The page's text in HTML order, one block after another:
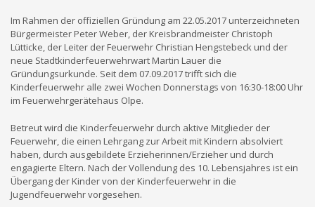
Im Rahmen der offiziellen Gründung am 22.05.2017 unterzeichneten
Bürgermeister Peter Weber, der Kreisbrandmeister Christoph
Lütticke, der Leiter der Feuerwehr Christian Hengstebeck und der
neue Stadtkinderfeuerwehrwart Martin Lauer die
Gründungsurkunde. Seit dem 07.09.2017 trifft sich die
Kinderfeuerwehr alle zwei Wochen Donnerstags von 16:30-18:00 Uhr
im Feuerwehrgerätehaus Olpe.
Betreut wird die Kinderfeuerwehr durch aktive Mitglieder der
Feuerwehr, die einen Lehrgang zur Arbeit mit Kindern absolviert
haben, durch ausgebildete Erzieherinnen/Erzieher und durch
engagierte Eltern. Nach der Vollendung des 10. Lebensjahres ist ein
Übergang der Kinder von der Kinderfeuerwehr in die
Jugendfeuerwehr vorgesehen.